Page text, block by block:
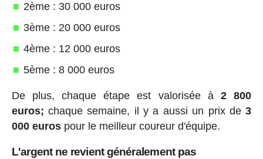
2ème : 30 000 euros
3ème : 20 000 euros
4ème : 12 000 euros
5ème : 8 000 euros
De plus, chaque étape est valorisée à2 800
euros; chaque semaine, il y a aussi un prix de3
000 eurospour le meilleur coureur d'équipe.
L'argent ne revient généralement pas